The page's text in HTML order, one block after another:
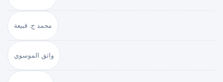
محمد ج. قبيعة
واثق الموسوي